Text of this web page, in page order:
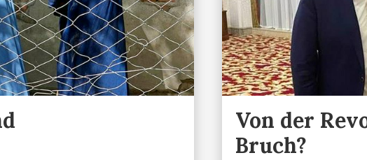
Von der
Bruch?